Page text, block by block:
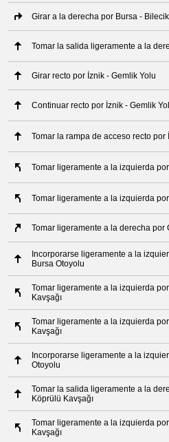
Girar a la derecha por Bursa -
Tomar la salida ligeramente a la
Girar recto por İznik - Gemlik Yolu
Continuar recto por İznik - Gemlik
Tomar la rampa de acceso recto por
Tomar ligeramente a la izquierda
Tomar ligeramente a la izquierda
Tomar ligeramente a la derecha por
Incorporarse ligeramente a la
Bursa Otoyolu
Tomar ligeramente a la izquierda
Kavşağı
Tomar ligeramente a la izquierda
Kavşağı
Incorporarse ligeramente a la
Otoyolu
Tomar la salida ligeramente a la
Köprülü Kavşağı
Tomar ligeramente a la izquierda
Kavşağı